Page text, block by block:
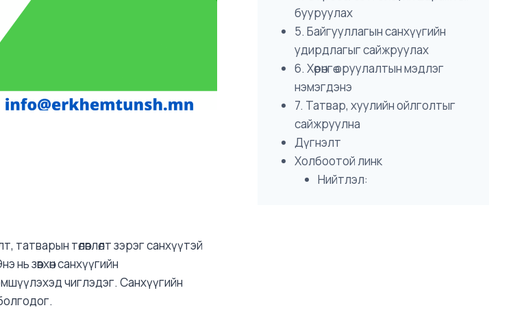
татварын төлөвлөлт зэрэг санхүүтэй
зөвхөн санхүүгийн
чиглэдэг. Санхүүгийн
бууруулах
5. Байгууллагын санхүүгийн
удирдлагыг сайжруулах
6. Хөрөнгө оруулалтын мэдлэг
нэмэгдэнэ
7. Татвар, хуулийн ойлголтыг
сайжруулна
Дүгнэлт
Холбоотой линк
Нийтлэл: